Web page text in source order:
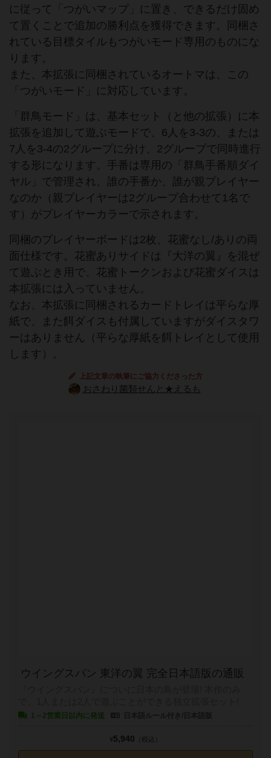
に従って「つがいマップ」に置き、できるだけ固め
て置くことで追加の勝利点を獲得できます。同梱さ
れている目標タイルもつがいモード専用のものにな
ります。
また、本拡張に同梱されているオートマは、この
「つがいモード」に対応しています。
「群鳥モード」は、基本セット（と他の拡張）に本
拡張を追加して遊ぶモードで、6人を3-3の、または
7人を3-4の2グループに分け、2グループで同時進行
する形になります。手番は専用の「群鳥手番順ダイ
ヤル」で管理され、誰の手番か、誰が親プレイヤー
なのか（親プレイヤーは2グループ合わせて1名で
す）がプレイヤーカラーで示されます。
同梱のプレイヤーボードは2枚、花蜜なし/ありの両
面仕様です。花蜜ありサイドは『大洋の翼』を混ぜ
て遊ぶとき用で、花蜜トークンおよび花蜜ダイスは
本拡張には入っていません。
なお、本拡張に同梱されるカードトレイは平らな厚
紙で、また餌ダイスも付属していますがダイスタワ
ーはありません（平らな厚紙を餌トレイとして使用
します）。
上記文章の執筆にご協力くださった方
おさわり菌類せんと★えるも
ウイングスパン 東洋の翼 完全日本語版の通販
1～2営業日以内に発送
¥5,940 （税込）